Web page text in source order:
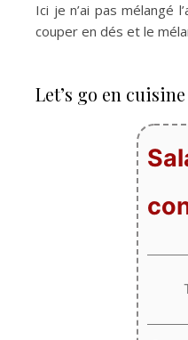
Ici je n’ai pas mélangé
couper en dés et le
Let’s go en